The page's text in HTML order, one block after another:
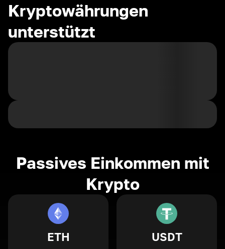
Kryptowährungen
unterstützt
Passives Einkommen mit
Krypto
ETH USDT